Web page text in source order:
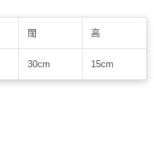
闊 高
30cm 15cm